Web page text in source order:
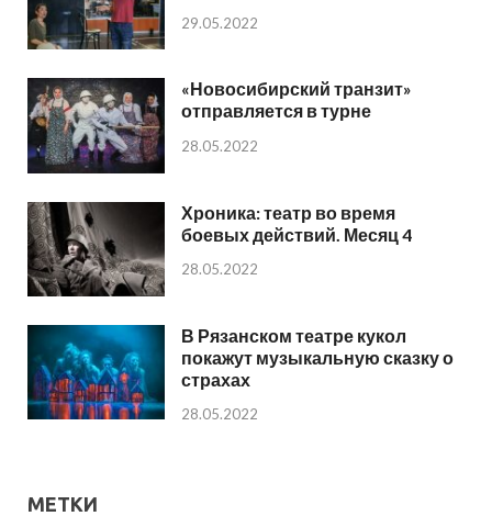
29.05.2022
«Новосибирский транзит»
отправляется в турне
28.05.2022
Хроника: театр во время
боевых действий. Месяц 4
28.05.2022
В Рязанском театре кукол
покажут музыкальную сказку о
страхах
28.05.2022
МЕТКИ